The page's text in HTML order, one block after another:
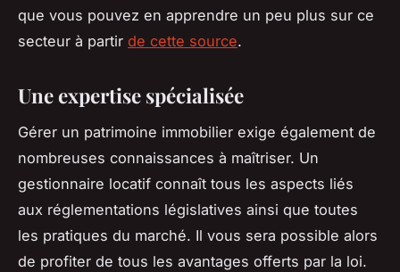
que vous pouvez en apprendre un peu plus sur ce
secteur à partir de cette source.
Une expertise spécialisée
Gérer un patrimoine immobilier exige également de
nombreuses connaissances à maîtriser. Un
gestionnaire locatif connaît tous les aspects liés
aux réglementations législatives ainsi que toutes
les pratiques du marché. Il vous sera possible alors
de profiter de tous les avantages offerts par la loi.